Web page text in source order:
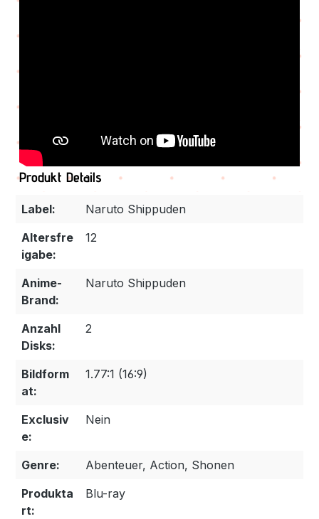
Produkt Details
Label:
Naruto Shippuden
Altersfre
igabe:
12
Anime-
Brand:
Naruto Shippuden
Anzahl
Disks:
2
Bildform
at:
1.77:1 (16:9)
Exclusiv
e:
Nein
Genre:
Abenteuer, Action, Shonen
Produkta
rt:
Blu-ray